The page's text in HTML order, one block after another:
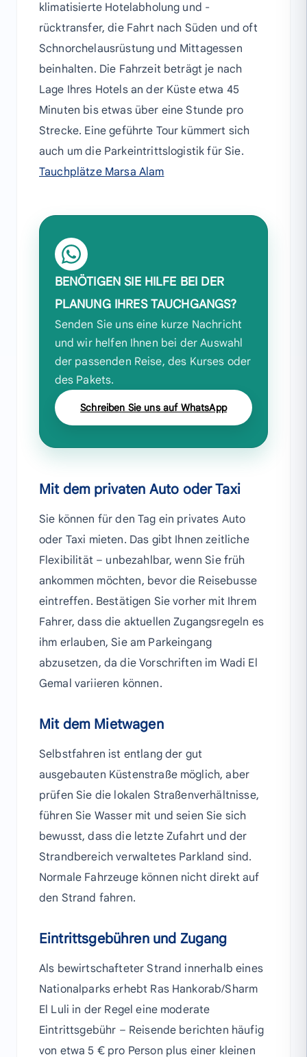
klimatisierte Hotelabholung und -
rücktransfer, die Fahrt nach Süden und oft
Schnorchelausrüstung und Mittagessen
beinhalten. Die Fahrzeit beträgt je nach
Lage Ihres Hotels an der Küste etwa 45
Minuten bis etwas über eine Stunde pro
Strecke. Eine geführte Tour kümmert sich
auch um die Parkeintrittslogistik für Sie.
Tauchplätze Marsa Alam
BENÖTIGEN SIE HILFE BEI DER
PLANUNG IHRES TAUCHGANGS?
Senden Sie uns eine kurze Nachricht
und wir helfen Ihnen bei der Auswahl
der passenden Reise, des Kurses oder
des Pakets.
Schreiben Sie uns auf WhatsApp
Mit dem privaten Auto oder Taxi
Sie können für den Tag ein privates Auto
oder Taxi mieten. Das gibt Ihnen zeitliche
Flexibilität – unbezahlbar, wenn Sie früh
ankommen möchten, bevor die Reisebusse
eintreffen. Bestätigen Sie vorher mit Ihrem
Fahrer, dass die aktuellen Zugangsregeln es
ihm erlauben, Sie am Parkeingang
abzusetzen, da die Vorschriften im Wadi El
Gemal variieren können.
Mit dem Mietwagen
Selbstfahren ist entlang der gut
ausgebauten Küstenstraße möglich, aber
prüfen Sie die lokalen Straßenverhältnisse,
führen Sie Wasser mit und seien Sie sich
bewusst, dass die letzte Zufahrt und der
Strandbereich verwaltetes Parkland sind.
Normale Fahrzeuge können nicht direkt auf
den Strand fahren.
Eintrittsgebühren und Zugang
Als bewirtschafteter Strand innerhalb eines
Nationalparks erhebt Ras Hankorab/Sharm
El Luli in der Regel eine moderate
Eintrittsgebühr – Reisende berichten häufig
von etwa 5 € pro Person plus einer kleinen